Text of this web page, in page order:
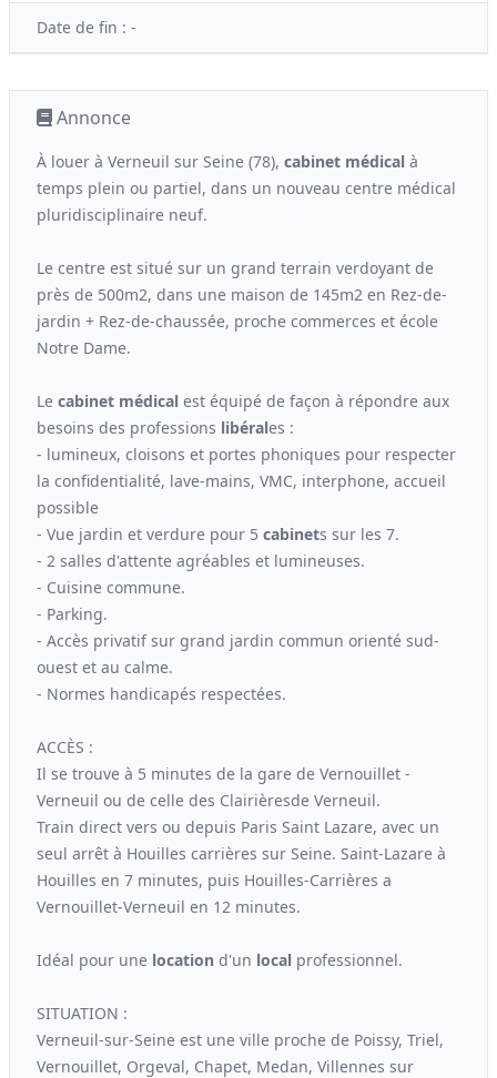
Date de fin : -
Annonce
À louer à Verneuil sur Seine (78), cabinet médical à
temps plein ou partiel, dans un nouveau centre médical
pluridisciplinaire neuf.
Le centre est situé sur un grand terrain verdoyant de
près de 500m2, dans une maison de 145m2 en Rez-de-
jardin + Rez-de-chaussée, proche commerces et école
Notre Dame.
Le cabinet médical est équipé de façon à répondre aux
besoins des professions libérales :
- lumineux, cloisons et portes phoniques pour respecter
la confidentialité, lave-mains, VMC, interphone, accueil
possible
- Vue jardin et verdure pour 5 cabinets sur les 7.
- 2 salles d'attente agréables et lumineuses.
- Cuisine commune.
- Parking.
- Accès privatif sur grand jardin commun orienté sud-
ouest et au calme.
- Normes handicapés respectées.
ACCÈS :
Il se trouve à 5 minutes de la gare de Vernouillet -
Verneuil ou de celle des Clairièresde Verneuil.
Train direct vers ou depuis Paris Saint Lazare, avec un
seul arrêt à Houilles carrières sur Seine. Saint-Lazare à
Houilles en 7 minutes, puis Houilles-Carrières a
Vernouillet-Verneuil en 12 minutes.
Idéal pour une location d'un local professionnel.
SITUATION :
Verneuil-sur-Seine est une ville proche de Poissy, Triel,
Vernouillet, Orgeval, Chapet, Medan, Villennes sur